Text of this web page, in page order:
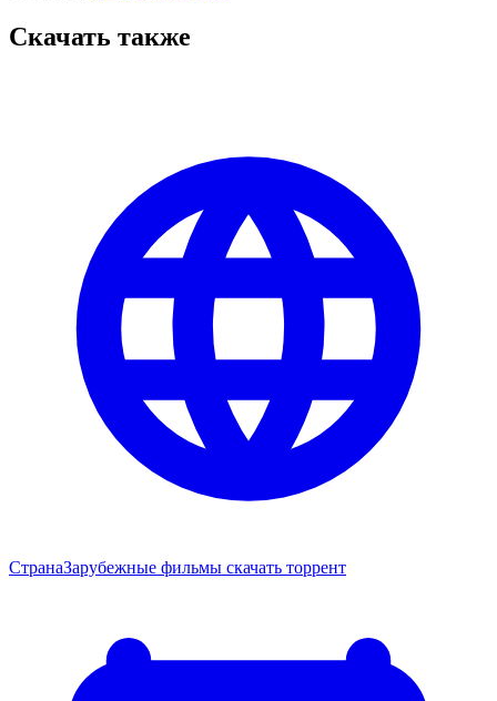
Скачать также
СтранаЗарубежные фильмы скачать торрент